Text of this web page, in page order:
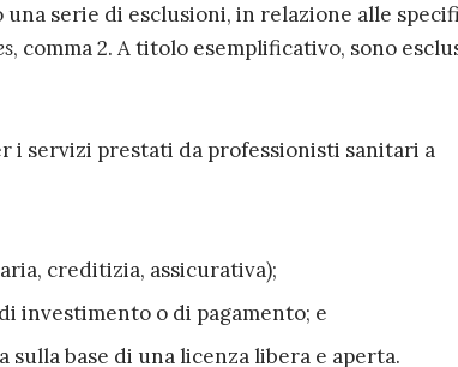
serie di esclusioni, in relazione alle
, comma 2. A titolo esemplificativo, sono
i servizi prestati da professionisti sanitari a
creditizia, assicurativa);
investimento o di pagamento; e
base di una licenza libera e aperta.